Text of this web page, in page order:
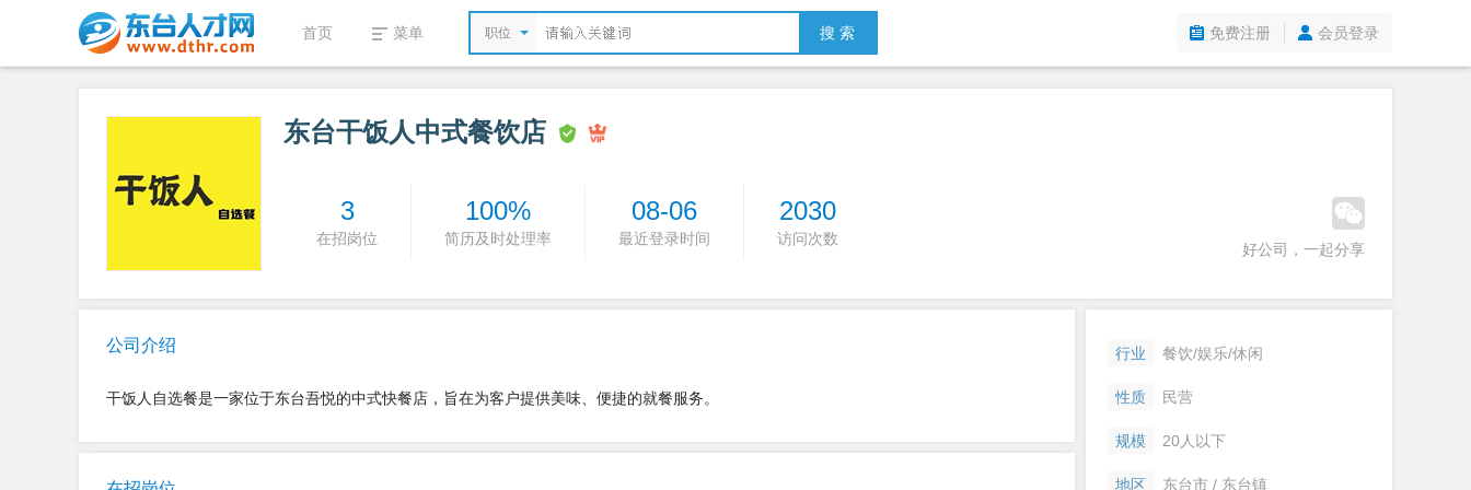
首页 菜单 职位 搜 索 免费注册 会员登录
东台干饭人中式餐饮店
3
在招岗位
100%
简历及时处理率
08-06
最近登录时间
2030
访问次数
好公司，一起分享
公司介绍
干饭人自选餐是一家位于东台吾悦的中式快餐店，旨在为客户提供美味、便捷的就餐服务。
行业 餐饮/娱乐/休闲
性质 民营
规模 20人以下
地区 东台市 / 东台镇